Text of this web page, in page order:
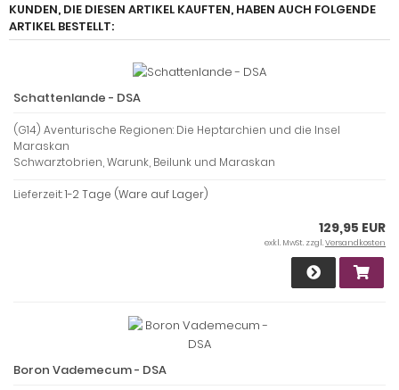
KUNDEN, DIE DIESEN ARTIKEL KAUFTEN, HABEN AUCH FOLGENDE
ARTIKEL BESTELLT:
Schattenlande - DSA
(G14) Aventurische Regionen: Die Heptarchien und die Insel
Maraskan
Schwarztobrien, Warunk, Beilunk und Maraskan
Lieferzeit:1-2 Tage (Ware auf Lager)
129,95 EUR
exkl. MwSt. zzgl.Versandkosten
Boron Vademecum - DSA